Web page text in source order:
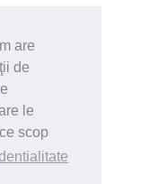
are
de
le
scop